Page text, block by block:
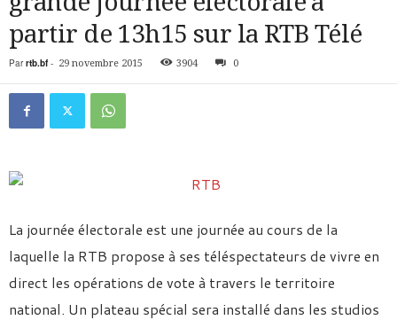
partir de 13h15 sur la RTB Télé
Par rtb.bf- 29 novembre 2015 3904 0
La journée électorale est une journée au cours de la
laquelle la RTB propose à ses téléspectateurs de vivre en
direct les opérations de vote à travers le territoire
national. Un plateau spécial sera installé dans les studios